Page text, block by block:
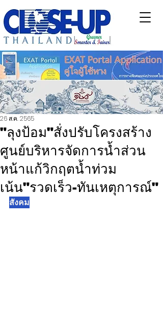
"ลุงป้อม"สั่งปรับโครงสร้าง
ศูนย์บริหารจัดการน้ำส่วน
หน้าแก้วิกฤตน้ำท่วม
เน้น"รวดเร็ว-ทันเหตุการณ์"
26 ส.ค. 2565
สังคม